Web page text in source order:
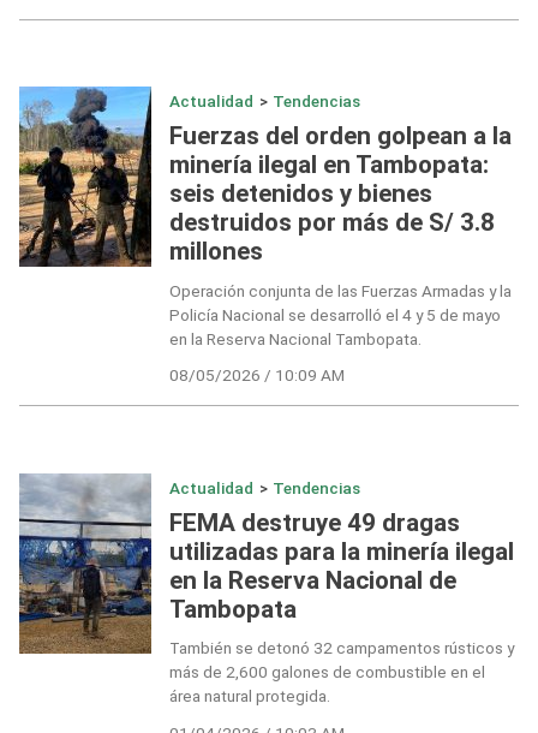
Actualidad > Tendencias
Fuerzas del orden golpean a la
minería ilegal en Tambopata:
seis detenidos y bienes
destruidos por más de S/ 3.8
millones
Operación conjunta de las Fuerzas Armadas y la
Policía Nacional se desarrolló el 4 y 5 de mayo
en la Reserva Nacional Tambopata.
08/05/2026 / 10:09 AM
Actualidad > Tendencias
FEMA destruye 49 dragas
utilizadas para la minería ilegal
en la Reserva Nacional de
Tambopata
También se detonó 32 campamentos rústicos y
más de 2,600 galones de combustible en el
área natural protegida.